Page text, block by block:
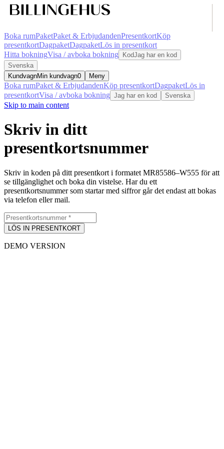
Boka rumPaketPaket & ErbjudandenPresentkortKöp
presentkortDagpaketDagpaketLös in presentkort
Hitta bokningVisa / avboka bokning KodJag har en kod
Svenska
KundvagnMin kundvagn0 Meny
Boka rumPaket & ErbjudandenKöp presentkortDagpaketLös in
presentkortVisa / avboka bokning Jag har en kod Svenska
Skip to main content
Skriv in ditt
presentkortsnummer
Skriv in koden på ditt presentkort i formatet MR85586–W555 för att
se tillgänglighet och boka din vistelse. Har du ett
presentkortsnummer som startar med siffror går det endast att bokas
via telefon eller mail.
LÖS IN PRESENTKORT
DEMO VERSION